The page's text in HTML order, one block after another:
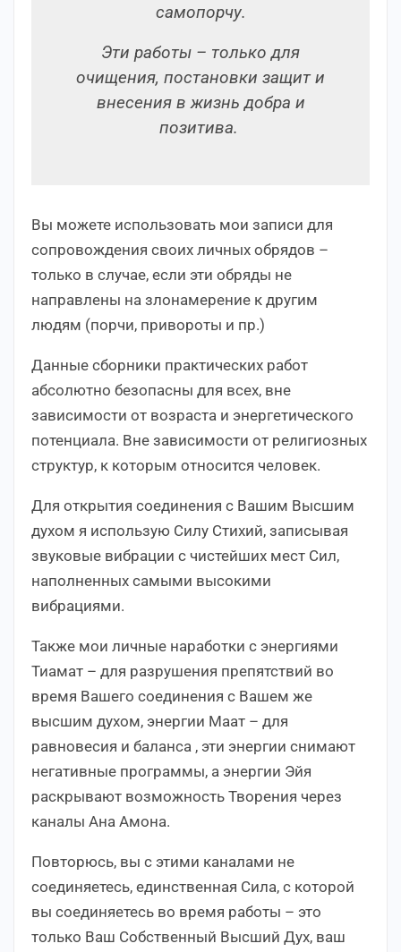
самопорчу.
Эти работы – только для
очищения, постановки защит и
внесения в жизнь добра и
позитива.
Вы можете использовать мои записи для
сопровождения своих личных обрядов –
только в случае, если эти обряды не
направлены на злонамерение к другим
людям (порчи, привороты и пр.)
Данные сборники практических работ
абсолютно безопасны для всех, вне
зависимости от возраста и энергетического
потенциала. Вне зависимости от религиозных
структур, к которым относится человек.
Для открытия соединения с Вашим Высшим
духом я использую Силу Стихий, записывая
звуковые вибрации с чистейших мест Сил,
наполненных самыми высокими
вибрациями.
Также мои личные наработки с энергиями
Тиамат – для разрушения препятствий во
время Вашего соединения с Вашем же
высшим духом, энергии Маат – для
равновесия и баланса , эти энергии снимают
негативные программы, а энергии Эйя
раскрывают возможность Творения через
каналы Ана Амона.
Повторюсь, вы с этими каналами не
соединяетесь, единственная Сила, с которой
вы соединяетесь во время работы – это
только Ваш Собственный Высший Дух, ваш